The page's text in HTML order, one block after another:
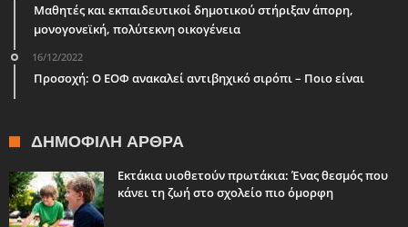
Μαθητές και εκπαιδευτικοί δημοτικού στήριξαν άπορη,
μονογονεϊκή, πολύτεκνη οικογένεια
16/12/2022
Προσοχή: Ο ΕΟΦ ανακαλεί αντιβηχικό σιρόπι – Ποιο είναι
ΔΗΜΟΦΙΛΉ ΆΡΘΡΑ
Εκτάκια υιοθετούν πρωτάκια: Ένας θεσμός που
κάνει τη ζωή στο σχολείο πιο όμορφη